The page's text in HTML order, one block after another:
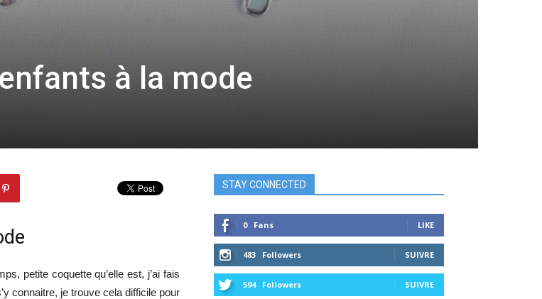
à la mode
petite coquette qu’elle est, j’ai fais
connaitre, je trouve cela difficile pour
STAY CONNECTED
0 Fans LIKE
483 Followers SUIVRE
594 Followers SUIVRE